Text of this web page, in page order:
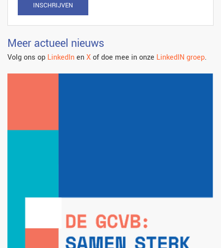
INSCHRIJVEN
Meer actueel nieuws
Volg ons op LinkedInenXof doe mee in onze LinkedIN groep.